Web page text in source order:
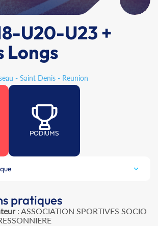
U20-U23 +
Longs
- Saint Denis - Reunion
PODIUMS
pratiques
: ASSOCIATION SPORTIVES SOCIO